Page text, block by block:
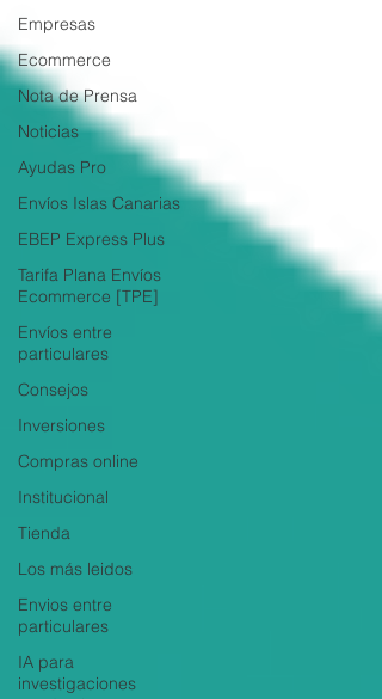
Empresas
Ecommerce
Nota de Prensa
Noticias
Ayudas Pro
Envíos Islas Canarias
EBEP Express Plus
Tarifa Plana Envíos
Ecommerce [TPE]
Envíos entre
particulares
Consejos
Inversiones
Compras online
Institucional
Tienda
Los más leidos
Envios entre
particulares
IA para
investigaciones